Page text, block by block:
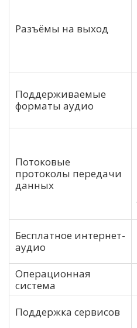
Разъёмы на выход
Поддерживаемые
форматы аудио
Потоковые
протоколы передачи
данных
Бесплатное интернет-
аудио
Операционная
система
Поддержка сервисов